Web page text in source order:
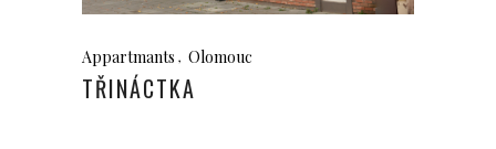
Appartmants Olomouc
TŘINÁCTKA